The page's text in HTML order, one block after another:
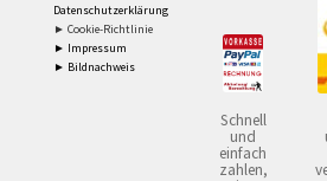
Datenschutzerklärung
► Cookie-Richtlinie
► Impressum
► Bildnachweis
Schnell
und
einfach
zahlen,